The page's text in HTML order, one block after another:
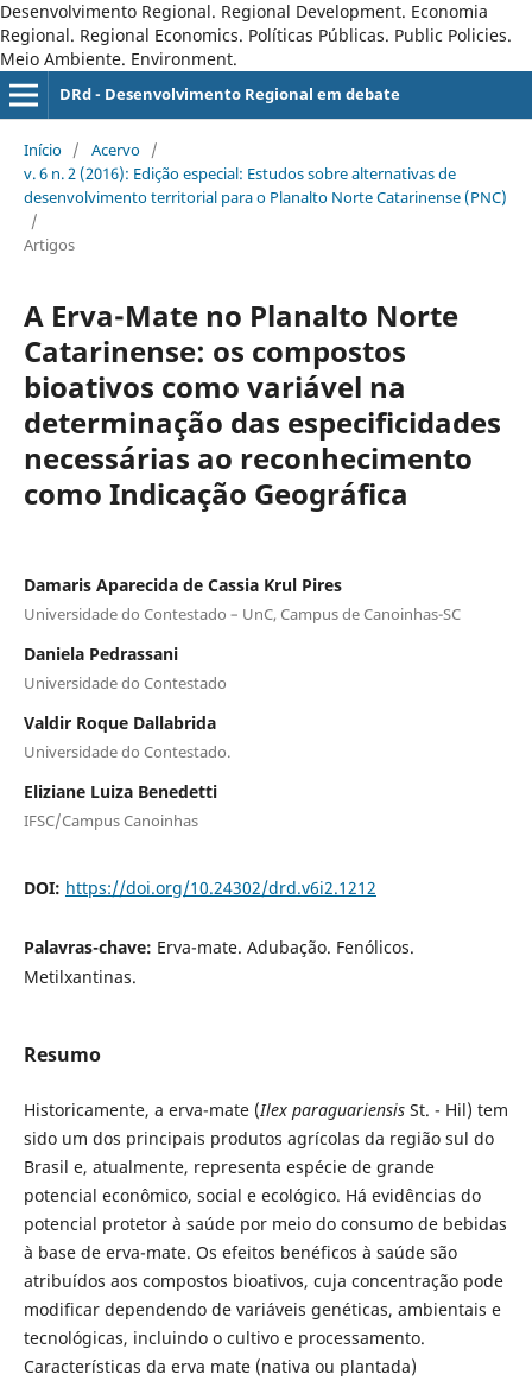
Desenvolvimento Regional. Regional Development. Economia
Regional. Regional Economics. Políticas Públicas. Public Policies.
Meio Ambiente. Environment.
DRd - Desenvolvimento Regional em debate
Início / Acervo /
v. 6 n. 2 (2016): Edição especial: Estudos sobre alternativas de
desenvolvimento territorial para o Planalto Norte Catarinense (PNC)
/
Artigos
A Erva-Mate no Planalto Norte
Catarinense: os compostos
bioativos como variável na
determinação das especificidades
necessárias ao reconhecimento
como Indicação Geográfica
Damaris Aparecida de Cassia Krul Pires
Universidade do Contestado – UnC, Campus de Canoinhas-SC
Daniela Pedrassani
Universidade do Contestado
Valdir Roque Dallabrida
Universidade do Contestado.
Eliziane Luiza Benedetti
IFSC/Campus Canoinhas
DOI: https://doi.org/10.24302/drd.v6i2.1212
Palavras-chave: Erva-mate. Adubação. Fenólicos.
Metilxantinas.
Resumo
Historicamente, a erva-mate (Ilex paraguariensis St. - Hil) tem
sido um dos principais produtos agrícolas da região sul do
Brasil e, atualmente, representa espécie de grande
potencial econômico, social e ecológico. Há evidências do
potencial protetor à saúde por meio do consumo de bebidas
à base de erva-mate. Os efeitos benéficos à saúde são
atribuídos aos compostos bioativos, cuja concentração pode
modificar dependendo de variáveis genéticas, ambientais e
tecnológicas, incluindo o cultivo e processamento.
Características da erva mate (nativa ou plantada)